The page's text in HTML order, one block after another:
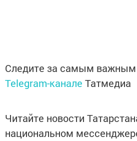
Следите за самым
Telegram-канале Татмедиа
Читайте новости
национальном